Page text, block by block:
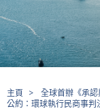
主頁 >
全球首辦《承
公約：環球執行民商事判